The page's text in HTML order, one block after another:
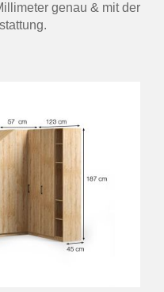
genau & mit der